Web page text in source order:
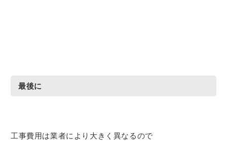
最後に
工事費用は業者により大きく異なるので